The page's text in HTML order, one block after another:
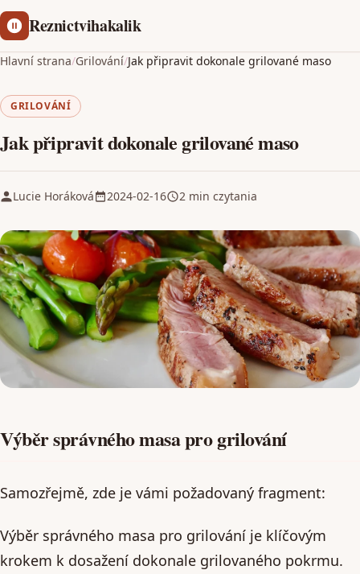
Reznictvihakalik
Hlavní strana/Grilování/Jak připravit dokonale grilované maso
GRILOVÁNÍ
Jak připravit dokonale grilované maso
Lucie Horáková 2024-02-16 2 min czytania
Výběr správného masa pro grilování
Samozřejmě, zde je vámi požadovaný fragment:
Výběr správného masa pro grilování je klíčovým
krokem k dosažení dokonale grilovaného pokrmu.